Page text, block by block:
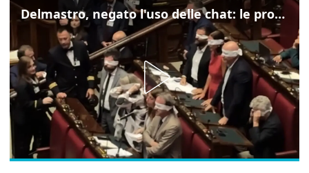
Delmastro, negato l'uso delle chat: le proteste di Avs e M5s